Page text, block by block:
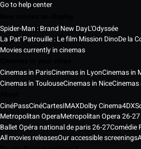
Go to help center
Spider-Man : Brand New DayL'Odyssée
La Pat' Patrouille : Le film Mission DinoDe la
Movies currently in cinemas
Cinemas in ParisCinemas in LyonCinemas in
Cinemas in ToulouseCinemas in Nice
CinéPassCinéCartesIMAXDolby Cinema4DX
Metropolitan OperaMetropolitan Opera 26-27
Ballet Opéra national de paris 26-27Comédie
All movies releasesOur accessible screenings